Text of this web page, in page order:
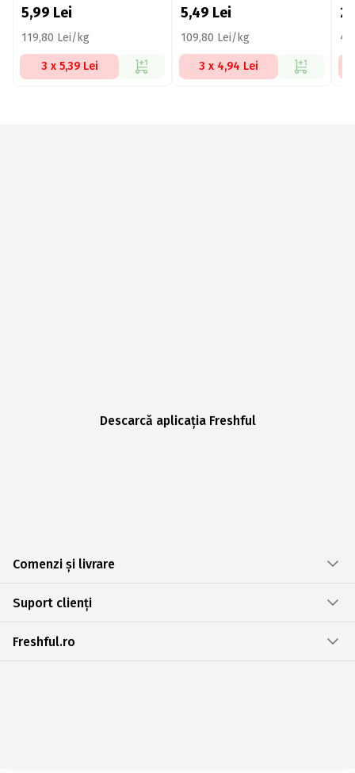
5,99 Lei
119,80 Lei/kg
3 x 5,39 Lei
5,49 Lei
109,80 Lei/kg
3 x 4,94 Lei
Descarcă aplicația Freshful
Comenzi și livrare
Suport clienți
Freshful.ro